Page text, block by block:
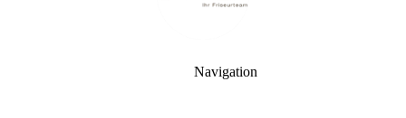
Navigation